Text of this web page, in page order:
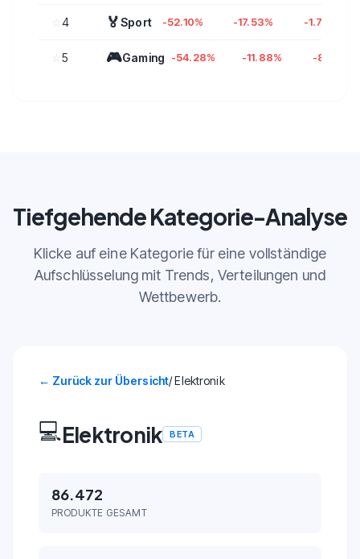
☆4 🏅Sport -52.10% -17.53% -1.79%
☆5 🎮Gaming -54.28% -11.88% -8.80%
Tiefgehende Kategorie-Analyse
Klicke auf eine Kategorie für eine vollständige
Aufschlüsselung mit Trends, Verteilungen und
Wettbewerb.
← Zurück zur Übersicht/ Elektronik
💻Elektronik BETA
86.472
PRODUKTE GESAMT